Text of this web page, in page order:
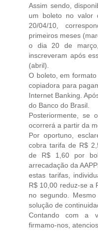
Assim sendo,
um boleto no valor
20/04/10,
primeiros meses
o dia 20 de
inscreveram após
(abril).
O boleto, em
copiadora para
Internet Banking.
do Banco do Brasil.
Posteriormente, se
ocorrerá a partir da
Por oportuno,
cobra tarifa de R$
de R$ 1,60 por
arrecadação da
estas tarifas,
R$ 10,00 reduz-se a
no segundo.
solução de
Contando com a
firmamo-nos,